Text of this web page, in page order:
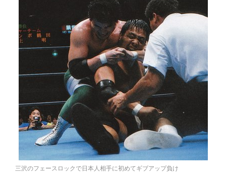
三沢のフェースロックで日本人相手に初めてギブアップ負け